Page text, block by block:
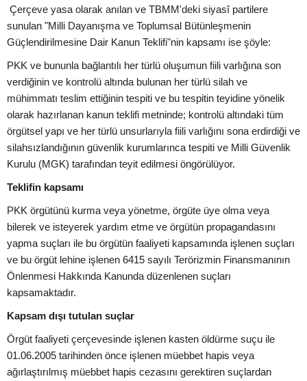
Çerçeve yasa olarak anılan ve TBMM'deki siyasî partilere
sunulan "Milli Dayanışma ve Toplumsal Bütünleşmenin
Güçlendirilmesine Dair Kanun Teklifi"nin kapsamı ise şöyle:
PKK ve bununla bağlantılı her türlü oluşumun fiili varlığına son
verdiğinin ve kontrolü altında bulunan her türlü silah ve
mühimmatı teslim ettiğinin tespiti ve bu tespitin teyidine yönelik
olarak hazırlanan kanun teklifi metninde; kontrolü altındaki tüm
örgütsel yapı ve her türlü unsurlarıyla fiili varlığını sona erdirdiği ve
silahsızlandığının güvenlik kurumlarınca tespiti ve Milli Güvenlik
Kurulu (MGK) tarafından teyit edilmesi öngörülüyor.
Teklifin kapsamı
PKK örgütünü kurma veya yönetme, örgüte üye olma veya
bilerek ve isteyerek yardım etme ve örgütün propagandasını
yapma suçları ile bu örgütün faaliyeti kapsamında işlenen suçları
ve bu örgüt lehine işlenen 6415 sayılı Terörizmin Finansmanının
Önlenmesi Hakkında Kanunda düzenlenen suçları
kapsamaktadır.
Kapsam dışı tutulan suçlar
Örgüt faaliyeti çerçevesinde işlenen kasten öldürme suçu ile
01.06.2005 tarihinden önce işlenen müebbet hapis veya
ağırlaştırılmış müebbet hapis cezasını gerektiren suçlardan